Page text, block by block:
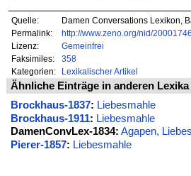
Quelle:
Damen Conversations Lexikon,
Permalink:
http://www.zeno.org/nid/
Lizenz:
Gemeinfrei
Faksimiles:
358
Kategorien:
Lexikalischer Artikel
Ähnliche Einträge in anderen Lexika
Brockhaus-1837: Liebesmahle
Brockhaus-1911: Liebesmahle
DamenConvLex-1834: Agapen,
Pierer-1857: Liebesmahle